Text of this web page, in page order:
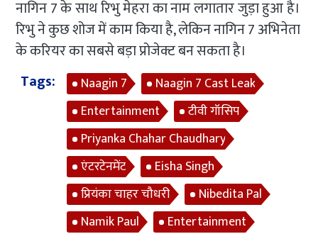
नागिन 7 के साथ रिभु मेहरा का नाम लगातार जुड़ा हुआ है।
रिभु ने कुछ शोज में काम किया है, लेकिन नागिन 7 अभिनेता
के करियर का सबसे बड़ा प्रोजेक्ट बन सकता है।
Tags:
Naagin 7
Naagin 7 Cast Leak
Entertainment
टीवी गॉसिप
Priyanka Chahar Chaudhary
एंटरटेनमेंट
Eisha Singh
प्रियंका चाहर चौधरी
Nibedita Pal
Namik Paul
Entertainment